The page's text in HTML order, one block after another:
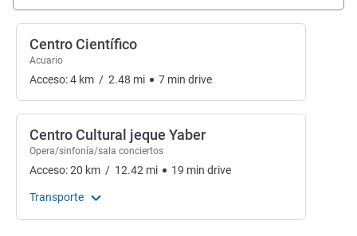
Centro Científico
Acuario
Acceso:4 km / 2.48 mi 7 min drive
Centro Cultural jeque Yaber
Opera/sinfonía/sala conciertos
Acceso:20 km / 12.42 mi 19 min drive
Transporte